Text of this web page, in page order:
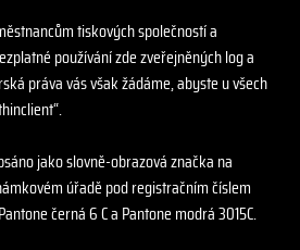
tiskových společností a
používání zde zveřejněných log a
práva vás však žádáme, abyste u všech
jako slovně-obrazová značka na
úřadě pod registračním číslem
černá 6 C a Pantone modrá 3015C.